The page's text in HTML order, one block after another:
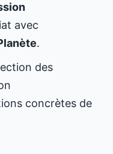
avec
.
des
concrètes de